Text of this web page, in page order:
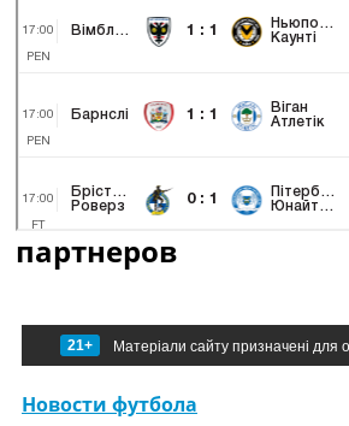
партнеров
21+ Матеріали сайту призначені для
Новости футбола